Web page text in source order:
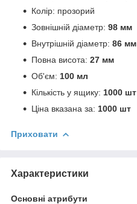
Колір: прозорий
Зовнішній діаметр: 98 мм
Внутрішній діаметр: 86 мм
Повна висота: 27 мм
Об'єм: 100 мл
Кількість у ящику: 1000 шт
Ціна вказана за: 1000 шт
Приховати
Характеристики
Основні атрибути